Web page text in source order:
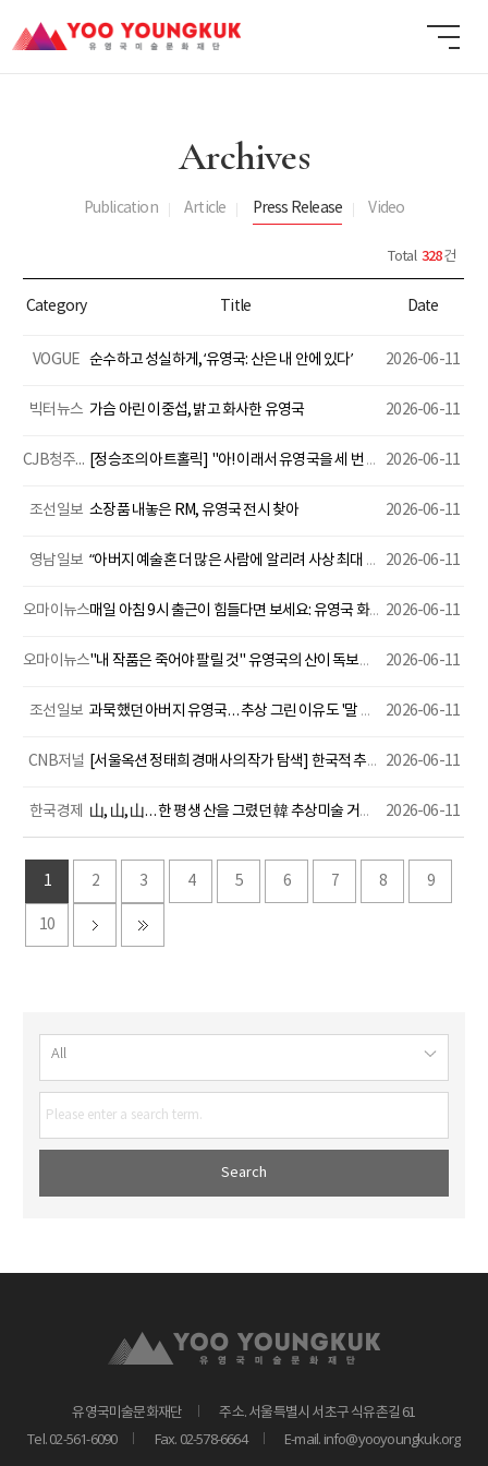
Archives
Publication Article Press Release Video
Total 328건
Category Title Date
VOGUE 순수하고 성실하게, ‘유영국: 산은 내 안에 있다’ 2026-06-11
빅터뉴스 가슴 아린 이중섭, 밝고 화사한 유영국 2026-06-11
CJB청주방송 [정승조의 아트홀릭] "아! 이래서 유영국을 세 번 보러 가는구나" 2026-06-11
조선일보 소장품 내놓은 RM, 유영국 전시 찾아 2026-06-11
영남일보 “아버지 예술혼 더 많은 사람에 알리려 사상 최대 회고전 준비했죠” 2026-06-11
오마이뉴스 매일 아침 9시 출근이 힘들다면 보세요: 유영국 화백의 탄생 110주년 회고전 <유영국: 산은 내 안에 있다>을 보고 2026-06-11
오마이뉴스 "내 작품은 죽어야 팔릴 것" 유영국의 산이 독보적인 이유 2026-06-11
조선일보 과묵했던 아버지 유영국… 추상 그린 이유도 '말 없어 좋다' 2026-06-11
CNB저널 [서울옥션 정태희 경매사의 작가 탐색] 한국적 추상회화의 완성, 거장 유영국을 만나다 2026-06-11
한국경제 山, 山, 山… 한 평생 산을 그렸던 韓 추상미술 거장 유영국이 왔다 2026-06-11
1 2 3 4 5 6 7 8 9
10
유영국미술문화재단 주소. 서울특별시 서초구 식유촌길 61
Tel. 02-561-6090 Fax. 02-578-6664 E-mail. info@yooyoungkuk.org